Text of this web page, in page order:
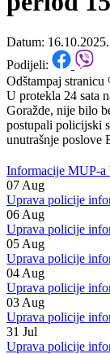
Uprava
period
Datum: 16.10.2025.
Podijeli:
Odštampaj stranicu
U protekla 24 sata
postupali policijski
unutrašnje poslove
Informacije MUP-a
07Aug
Uprava policije
06Aug
Uprava policije
05Aug
Uprava policije
04Aug
Uprava policije
03Aug